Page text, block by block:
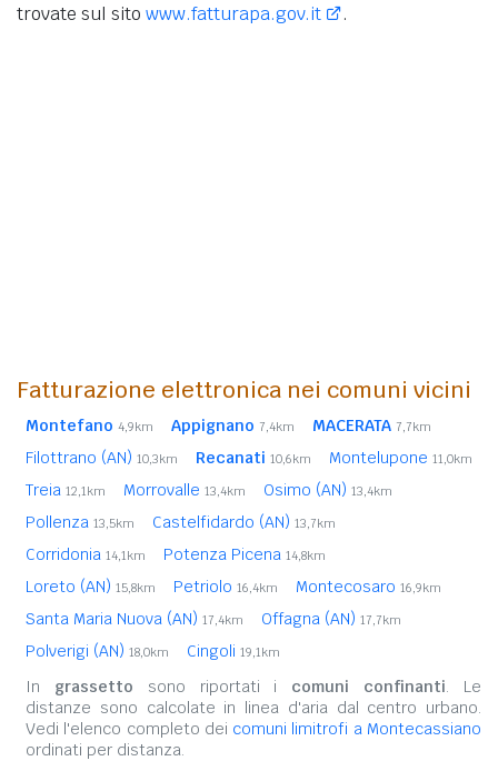
trovate sul sito www.fatturapa.gov.it .
Fatturazione elettronica nei comuni vicini
Montefano 4,9km Appignano 7,4km MACERATA 7,7km
Filottrano (AN) 10,3km Recanati 10,6km Montelupone 11,0km
Treia 12,1km Morrovalle 13,4km Osimo (AN) 13,4km
Pollenza 13,5km Castelfidardo (AN) 13,7km
Corridonia 14,1km Potenza Picena 14,8km
Loreto (AN) 15,8km Petriolo 16,4km Montecosaro 16,9km
Santa Maria Nuova (AN) 17,4km Offagna (AN) 17,7km
Polverigi (AN) 18,0km Cingoli 19,1km
In grassetto sono riportati i comuni confinanti. Le
distanze sono calcolate in linea d'aria dal centro urbano.
Vedi l'elenco completo dei comuni limitrofi a Montecassiano
ordinati per distanza.